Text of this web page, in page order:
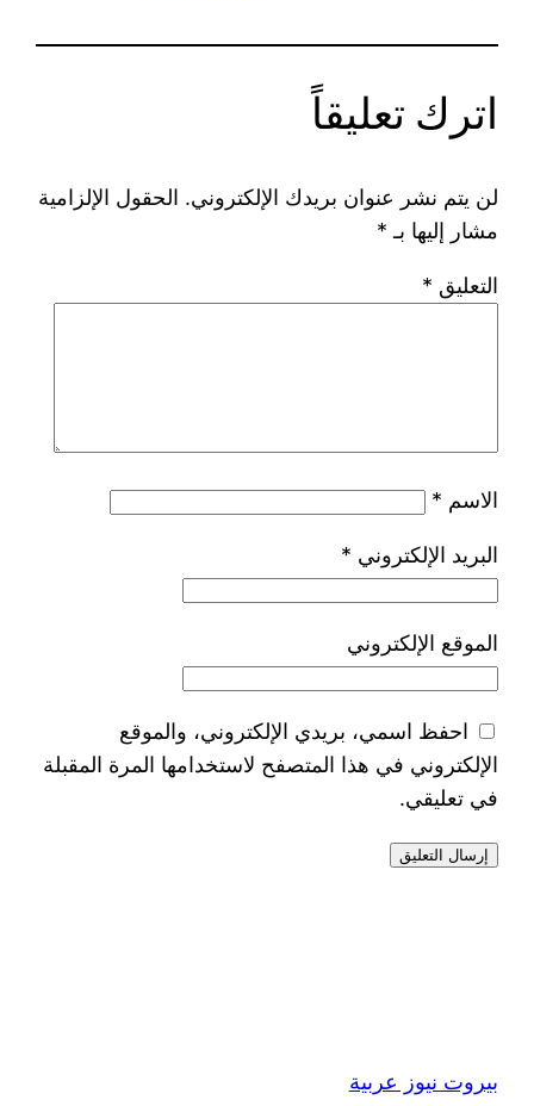
اترك تعليقاً
لن يتم نشر عنوان بريدك الإلكتروني. الحقول الإلزامية
مشار إليها بـ *
التعليق *
الاسم *
البريد الإلكتروني *
الموقع الإلكتروني
احفظ اسمي، بريدي الإلكتروني، والموقع
الإلكتروني في هذا المتصفح لاستخدامها المرة المقبلة
في تعليقي.
بيروت نيوز عربية